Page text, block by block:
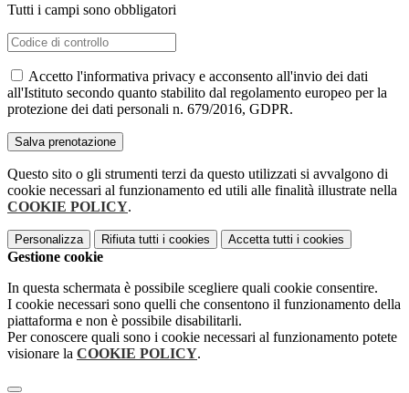
Tutti i campi sono obbligatori
Accetto l'informativa privacy e acconsento all'invio dei dati
all'Istituto secondo quanto stabilito dal regolamento europeo per la
protezione dei dati personali n. 679/2016, GDPR.
Questo sito o gli strumenti terzi da questo utilizzati si avvalgono di
cookie necessari al funzionamento ed utili alle finalità illustrate nella
COOKIE POLICY.
Personalizza Rifiuta tutti i cookies Accetta tutti i cookies
Gestione cookie
In questa schermata è possibile scegliere quali cookie consentire.
I cookie necessari sono quelli che consentono il funzionamento della
piattaforma e non è possibile disabilitarli.
Per conoscere quali sono i cookie necessari al funzionamento potete
visionare la COOKIE POLICY.